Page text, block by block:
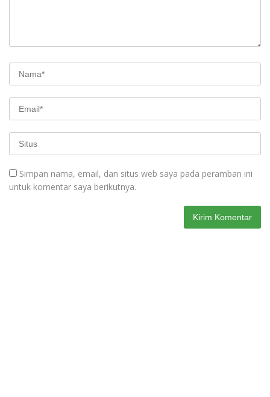
Simpan nama, email, dan situs web saya pada peramban ini
untuk komentar saya berikutnya.